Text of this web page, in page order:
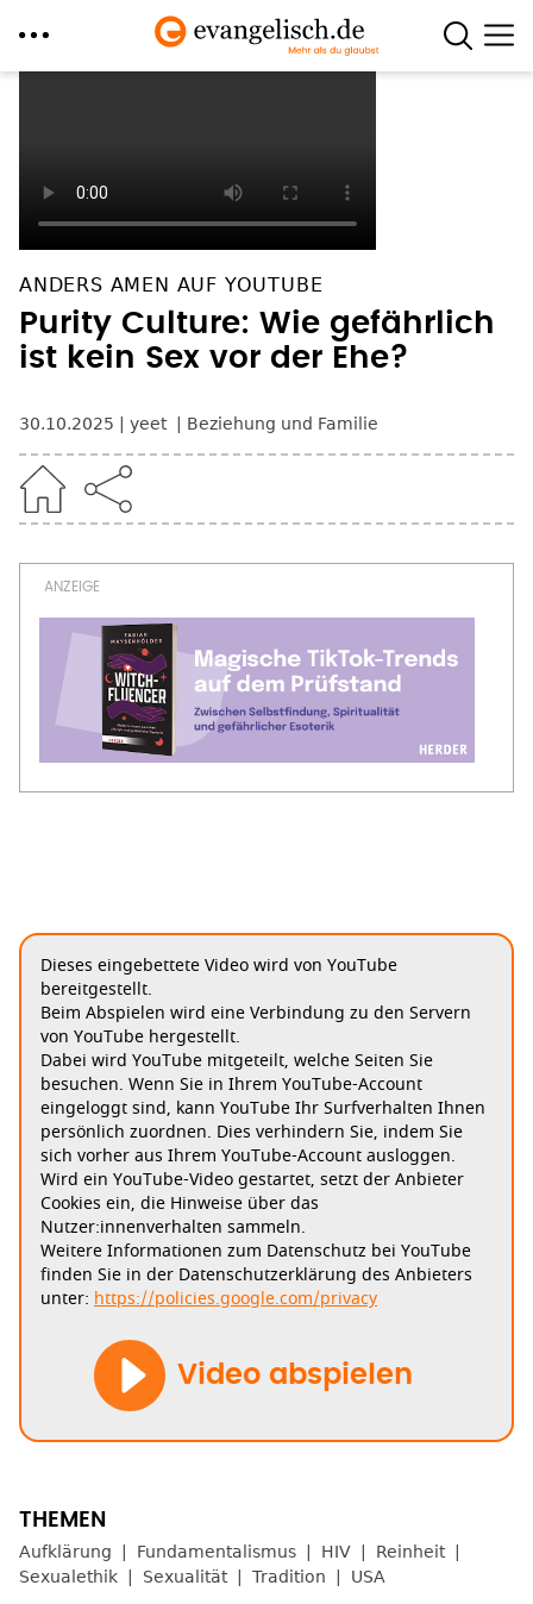
ANDERS AMEN AUF YOUTUBE
Purity Culture: Wie gefährlich
ist kein Sex vor der Ehe?
30.10.2025 yeet Beziehung und Familie
Dieses eingebettete Video wird von YouTube
bereitgestellt.
Beim Abspielen wird eine Verbindung zu den Servern
von YouTube hergestellt.
Dabei wird YouTube mitgeteilt, welche Seiten Sie
besuchen. Wenn Sie in Ihrem YouTube-Account
eingeloggt sind, kann YouTube Ihr Surfverhalten Ihnen
persönlich zuordnen. Dies verhindern Sie, indem Sie
sich vorher aus Ihrem YouTube-Account ausloggen.
Wird ein YouTube-Video gestartet, setzt der Anbieter
Cookies ein, die Hinweise über das
Nutzer:innenverhalten sammeln.
Weitere Informationen zum Datenschutz bei YouTube
finden Sie in der Datenschutzerklärung des Anbieters
unter: https://policies.google.com/privacy
Video abspielen
Aufklärung Fundamentalismus HIV
Reinheit
Sexualethik
Sexualität Tradition USA